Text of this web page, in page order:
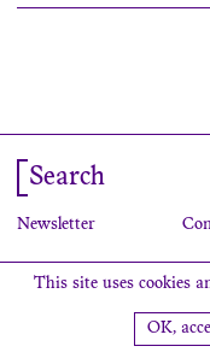
Search
Newsletter
This site uses cookies
OK,